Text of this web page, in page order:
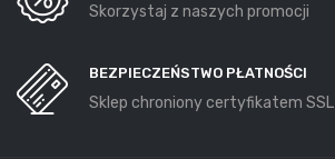
Skorzystaj z naszych promocji
BEZPIECZEŃSTWO PŁATNOŚCI
Sklep chroniony certyfikatem SSL